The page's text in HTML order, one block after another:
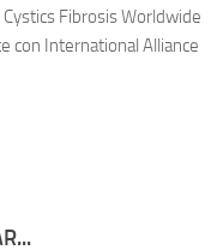
Fibrosis Worldwide
con International Alliance